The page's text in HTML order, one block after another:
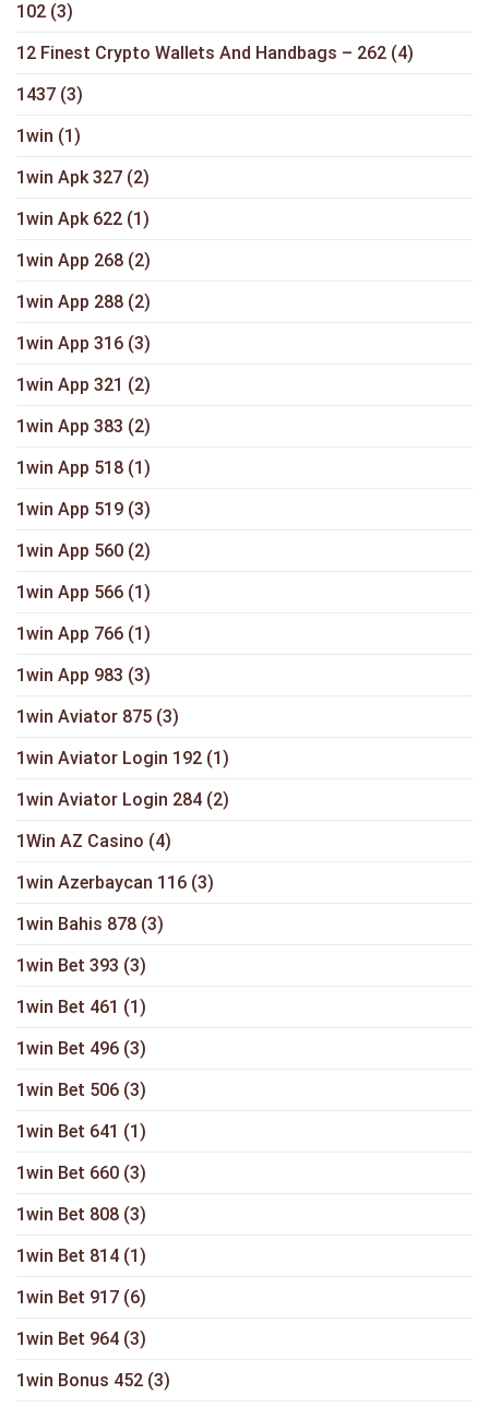
102 (3)
12 Finest Crypto Wallets And Handbags – 262 (4)
1437 (3)
1win (1)
1win Apk 327 (2)
1win Apk 622 (1)
1win App 268 (2)
1win App 288 (2)
1win App 316 (3)
1win App 321 (2)
1win App 383 (2)
1win App 518 (1)
1win App 519 (3)
1win App 560 (2)
1win App 566 (1)
1win App 766 (1)
1win App 983 (3)
1win Aviator 875 (3)
1win Aviator Login 192 (1)
1win Aviator Login 284 (2)
1Win AZ Casino (4)
1win Azerbaycan 116 (3)
1win Bahis 878 (3)
1win Bet 393 (3)
1win Bet 461 (1)
1win Bet 496 (3)
1win Bet 506 (3)
1win Bet 641 (1)
1win Bet 660 (3)
1win Bet 808 (3)
1win Bet 814 (1)
1win Bet 917 (6)
1win Bet 964 (3)
1win Bonus 452 (3)